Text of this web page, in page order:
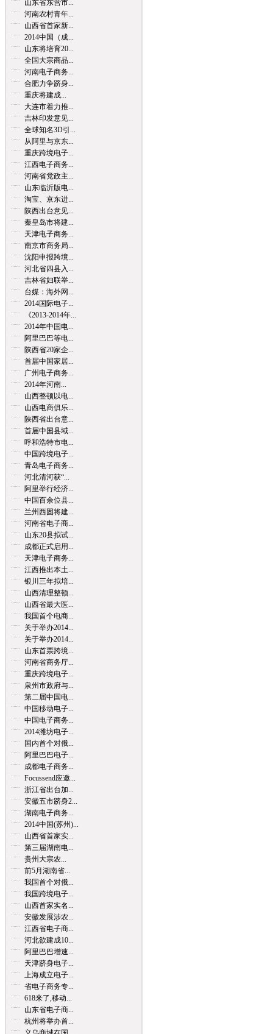
山东省东营市...
河南农村青年...
山西省首家新...
2014中国（成...
山东将培育20...
全国大宗商品...
河南电子商务...
合肥力争跻身...
重庆将建成...
大连市着力推...
吉林印发意见...
全球知名3D引...
从阿里与京东...
重庆跨境电子...
江西电子商务...
河南省党政主...
山东临沂版电...
淘宝、京东进...
陕西出台意见...
秦皇岛市将建...
天津电子商务...
南京市商务局...
沈阳申报跨境...
河北省四县入...
吉林省妇联举...
台媒：海外网...
2014国际电子...
《2013-2014年...
2014年中国电...
阿里巴巴等电...
陕西省20家企...
首届中国家居...
广州电子商务...
2014年河南...
山西整顿以电...
山西电商俱乐...
陕西省出台意...
首届中国县域...
呼和浩特市电...
中国跨境电子...
青岛电子商务...
河北清河获“...
阿里举行经济...
中国百余位县...
兰州西固将建...
河南省电子商...
山东20县拟试...
成都正式启用...
天津电子商务...
江西推出本土...
银川三年拟培...
山西清理整顿...
山西省最大医...
我国首个电商...
关于举办2014...
关于举办2014...
山东首票跨境...
河南省商务厅...
重庆跨境电子...
泉州市政府与...
第二届中国电...
中国移动电子...
中国电子商务...
2014潍坊电子...
国内首个对俄...
阿里巴巴电子...
成都电子商务...
Focussend应邀...
浙江省出台加...
安徽五市跻身2...
湖南电子商务...
2014中国(苏州)...
山西省首家实...
第三届湖南电...
贵州大宗农...
前5月湖南省...
我国首个对俄...
我国跨境电子...
山西首家实名...
安徽发展涉农...
江西省电子商...
河北欲建成10...
阿里巴巴增速...
天津跻身电子...
上海成立电子...
省电子商务专...
618来了,移动...
山东省电子商...
杭州将举办首...